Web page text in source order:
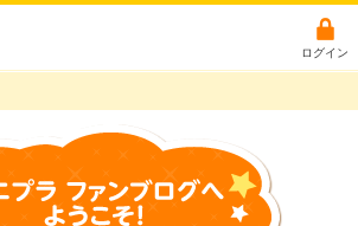
ログイン